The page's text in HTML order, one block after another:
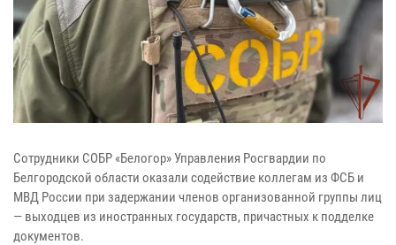
Сотрудники СОБР «Белогор» Управления Росгвардии по
Белгородской области оказали содействие коллегам из ФСБ и
МВД России при задержании членов организованной группы лиц
— выходцев из иностранных государств, причастных к подделке
документов.